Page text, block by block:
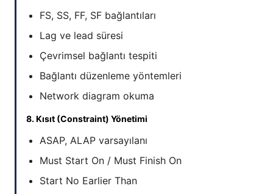
FS, SS, FF, SF bağlantıları
Lag ve lead süresi
Çevrimsel bağlantı tespiti
Bağlantı düzenleme yöntemleri
Network diagram okuma
8. Kısıt (Constraint) Yönetimi
ASAP, ALAP varsayılanı
Must Start On / Must Finish On
Start No Earlier Than